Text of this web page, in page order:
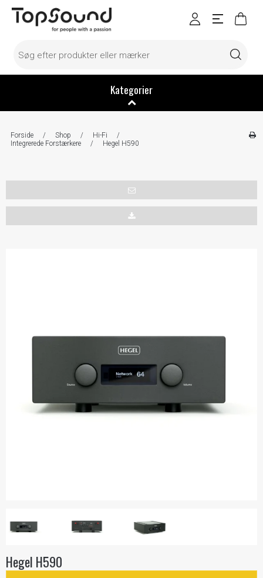
Kategorier
Forside / Shop / Hi-Fi
/
Integrerede Forstærkere
/ Hegel H590
Hegel H590